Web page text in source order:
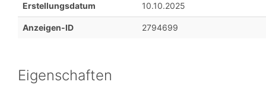
Erstellungsdatum 10.10.2025
Anzeigen-ID 2794699
Eigenschaften